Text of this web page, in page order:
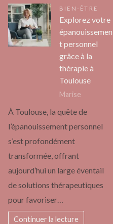
BIEN-ÊTRE
Explorez votre
épanouissemen
t personnel
grâce à la
thérapie à
Toulouse
Marise
À Toulouse, la quête de
l’épanouissement personnel
s’est profondément
transformée, offrant
aujourd’hui un large éventail
de solutions thérapeutiques
pour favoriser…
Continuer la lecture